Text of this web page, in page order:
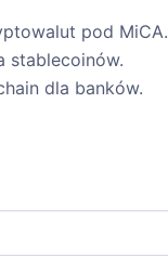
pod MiCA.
stablecoinów.
dla banków.